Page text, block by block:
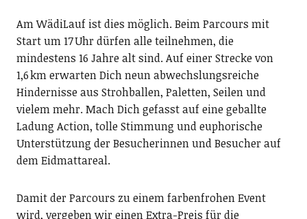
Am WädiLauf ist dies möglich. Beim Parcours mit
Start um 17 Uhr dürfen alle teilnehmen, die
mindestens 16 Jahre alt sind. Auf einer Strecke von
1,6 km erwarten Dich neun abwechslungsreiche
Hindernisse aus Strohballen, Paletten, Seilen und
vielem mehr. Mach Dich gefasst auf eine geballte
Ladung Action, tolle Stimmung und euphorische
Unterstützung der Besucherinnen und Besucher auf
dem Eidmattareal.
Damit der Parcours zu einem farbenfrohen Event
wird, vergeben wir einen Extra-Preis für die